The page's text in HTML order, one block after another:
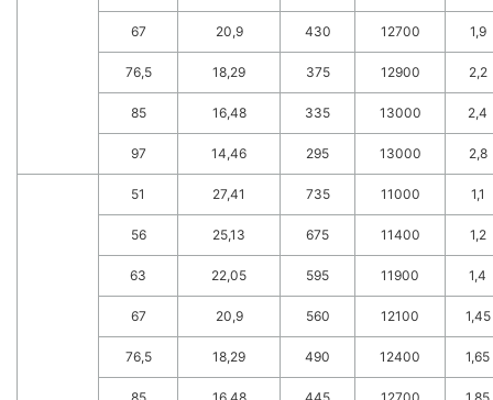
67 20,9 430 12700 1,9
76,5 18,29 375 12900 2,2
85 16,48 335 13000 2,4
97 14,46 295 13000 2,8
51 27,41 735 11000 1,1
56 25,13 675 11400 1,2
63 22,05 595 11900 1,4
67 20,9 560 12100 1,45
76,5 18,29 490 12400 1,65